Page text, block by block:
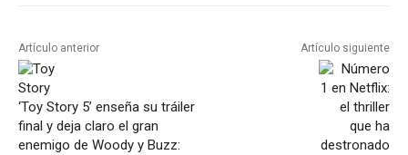
Artículo anterior
‘Toy Story 5’ enseña su tráiler
final y deja claro el gran
enemigo de Woody y Buzz:
Artículo siguiente